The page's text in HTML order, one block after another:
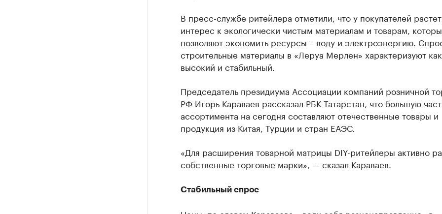
В пресс-службе ритейлера отметили, что у покупателей растет
интерес к экологически чистым материалам и товарам,
позволяют экономить ресурсы – воду и электроэнергию.
строительные материалы в «Леруа Мерлен» характеризуют как
высокий и стабильный.
Председатель президиума Ассоциации компаний розничной
РФ Игорь Караваев рассказал РБК Татарстан, что большую
ассортимента на сегодня составляют отечественные товары и
продукция из Китая, Турции и стран ЕАЭС.
«Для расширения товарной матрицы DIY-ритейлеры активно
собственные торговые марки», — сказал Караваев.
Стабильный спрос